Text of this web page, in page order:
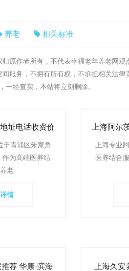
养老 相关标准
原作者所有，不代表幸福老年养老网观
服务，不拥有所有权，不承担相关法
一经查实，本站将立刻删除。
址电话收费价
于青浦区朱家角
作为高端医养结
老
情
上海阿尔
上海专业
医养结合
荐 华康·滨海
上海久